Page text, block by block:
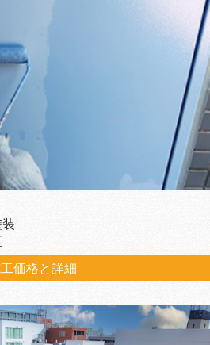
価格と詳細